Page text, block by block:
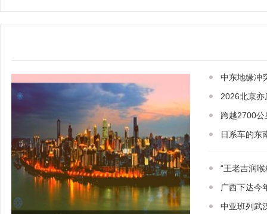
中东地缘冲
2026北京
跨越2700公
日系车的东
“王老吉润
广西下达今
中亚班列武